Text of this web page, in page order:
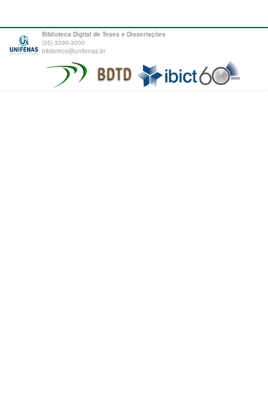
Biblioteca Digital de Teses e Dissertações
(35) 3299-3000
biblioteca@unifenas.br